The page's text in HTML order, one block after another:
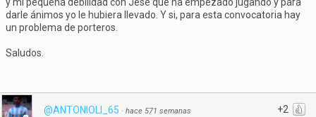
darle ánimos yo le hubiera llevado. Y si, para esta convocatoria hay
un problema de porteros.
Saludos.
+2
@ANTONIOLI_65 · hace 571 semanas